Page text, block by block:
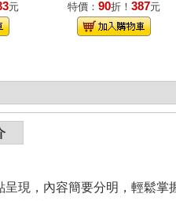
元
特價： 90折！ 387元
呈現，內容簡要分明，輕鬆掌